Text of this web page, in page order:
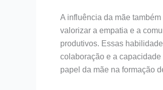
A influência da mãe
valorizar a empatia e a
produtivos. Essas
colaboração e a
papel da mãe na formação